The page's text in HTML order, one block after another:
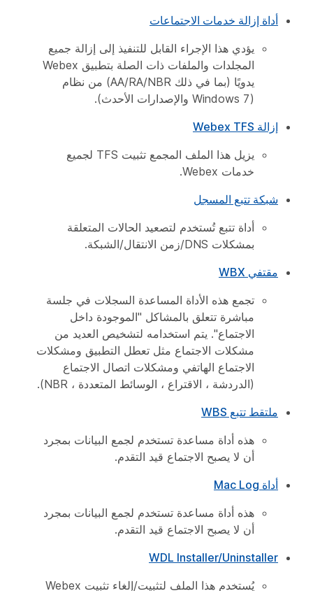
أداة إزالة خدمات الاجتماعات
يؤدي هذا الإجراء القابل للتنفيذ إلى إزالة جميع
المجلدات والملفات ذات الصلة بتطبيق Webex
يدويًا (بما في ذلك AA/RA/NBR) من نظام
(Windows 7 والإصدارات الأحدث).
إزالة Webex TFS
يزيل هذا الملف المجمع تثبيت TFS لجميع
خدمات Webex.
شبكة تتبع المسجل
أداة تتبع تُستخدم لتصعيد الحالات المتعلقة
بمشكلات DNS/زمن الانتقال/الشبكة.
مقتفي WBX
تجمع هذه الأداة المساعدة السجلات في جلسة
مباشرة تتعلق بالمشاكل "الموجودة داخل
الاجتماع". يتم استخدامه لتشخيص العديد من
مشكلات الاجتماع مثل تعطل التطبيق ومشكلات
الاجتماع الهاتفي ومشكلات اتصال الاجتماع
(الدردشة ، الاقتراع ، الوسائط المتعددة ، NBR).
ملتقط تتبع WBS
هذه أداة مساعدة تستخدم لجمع البيانات بمجرد
أن لا يصبح الاجتماع قيد التقدم.
أداة Mac Log
هذه أداة مساعدة تستخدم لجمع البيانات بمجرد
أن لا يصبح الاجتماع قيد التقدم.
WDL Installer/Uninstaller
يُستخدم هذا الملف لتثبيت/إلغاء تثبيت Webex